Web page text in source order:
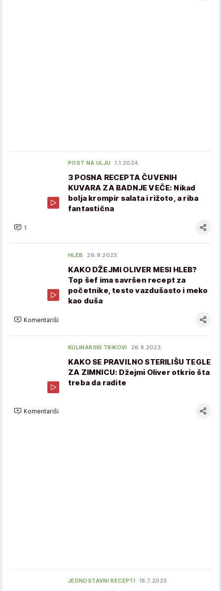
POST NA ULJU 1.1.2024.
3 POSNA RECEPTA ČUVENIH
KUVARA ZA BADNJE VEČE: Nikad
bolja krompir salata i rižoto, a riba
fantastična
1
HLEB 26.9.2023.
KAKO DŽEJMI OLIVER MESI HLEB?
Top šef ima savršen recept za
početnike, testo vazdušasto i meko
kao duša
Komentariši
KULINARSKI TRIKOVI 26.8.2023.
KAKO SE PRAVILNO STERILIŠU TEGLE
ZA ZIMNICU: Džejmi Oliver otkrio šta
treba da radite
Komentariši
JEDNOSTAVNI RECEPTI 18.7.2023.